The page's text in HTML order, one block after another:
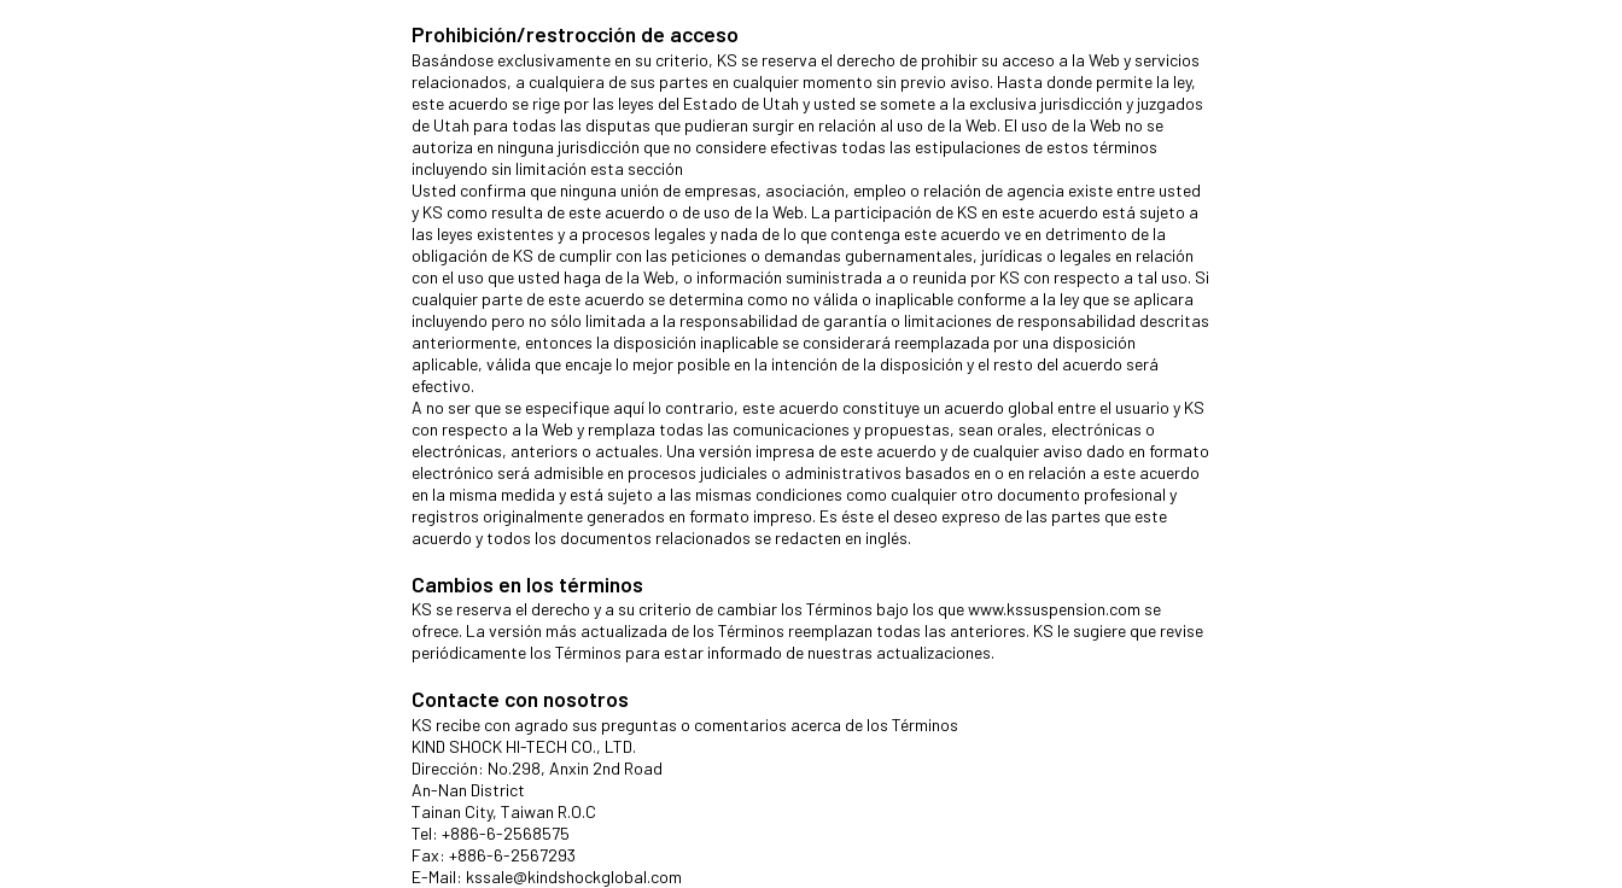
Prohibición/restrocción de acceso
Basándose exclusivamente en su criterio, KS se reserva el derecho de prohibir su acceso a la Web y servicios
relacionados, a cualquiera de sus partes en cualquier momento sin previo aviso. Hasta donde permite la ley,
este acuerdo se rige por las leyes del Estado de Utah y usted se somete a la exclusiva jurisdicción y juzgados
de Utah para todas las disputas que pudieran surgir en relación al uso de la Web. El uso de la Web no se
autoriza en ninguna jurisdicción que no considere efectivas todas las estipulaciones de estos términos
incluyendo sin limitación esta sección
Usted confirma que ninguna unión de empresas, asociación, empleo o relación de agencia existe entre usted
y KS como resulta de este acuerdo o de uso de la Web. La participación de KS en este acuerdo está sujeto a
las leyes existentes y a procesos legales y nada de lo que contenga este acuerdo ve en detrimento de la
obligación de KS de cumplir con las peticiones o demandas gubernamentales, jurídicas o legales en relación
con el uso que usted haga de la Web, o información suministrada a o reunida por KS con respecto a tal uso. Si
cualquier parte de este acuerdo se determina como no válida o inaplicable conforme a la ley que se aplicara
incluyendo pero no sólo limitada a la responsabilidad de garantía o limitaciones de responsabilidad descritas
anteriormente, entonces la disposición inaplicable se considerará reemplazada por una disposición
aplicable, válida que encaje lo mejor posible en la intención de la disposición y el resto del acuerdo será
efectivo.
A no ser que se especifique aquí lo contrario, este acuerdo constituye un acuerdo global entre el usuario y KS
con respecto a la Web y remplaza todas las comunicaciones y propuestas, sean orales, electrónicas o
electrónicas, anteriors o actuales. Una versión impresa de este acuerdo y de cualquier aviso dado en formato
electrónico será admisible en procesos judiciales o administrativos basados en o en relación a este acuerdo
en la misma medida y está sujeto a las mismas condiciones como cualquier otro documento profesional y
registros originalmente generados en formato impreso. Es éste el deseo expreso de las partes que este
acuerdo y todos los documentos relacionados se redacten en inglés.
Cambios en los términos
KS se reserva el derecho y a su criterio de cambiar los Términos bajo los que www.kssuspension.com se
ofrece. La versión más actualizada de los Términos reemplazan todas las anteriores. KS le sugiere que revise
periódicamente los Términos para estar informado de nuestras actualizaciones.
Contacte con nosotros
KS recibe con agrado sus preguntas o comentarios acerca de los Términos
KIND SHOCK HI-TECH CO., LTD.
Dirección: No.298, Anxin 2nd Road
An-Nan District
Tainan City, Taiwan R.O.C
Tel: +886-6-2568575
Fax: +886-6-2567293
E-Mail: kssale@kindshockglobal.com